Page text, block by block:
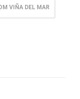
VIÑA DEL MAR